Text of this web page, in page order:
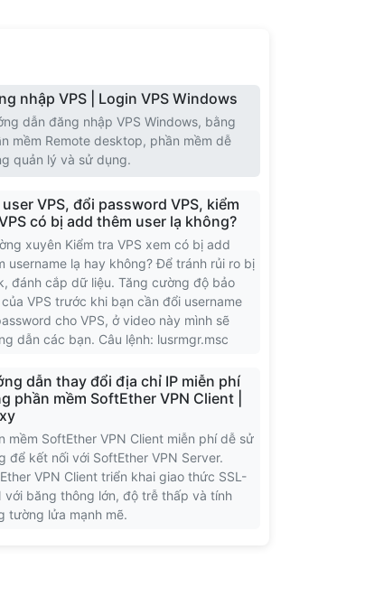
nhập VPS | Login VPS Windows
dẫn đăng nhập VPS Windows, bằng
mềm Remote desktop, phần mềm dễ
quản lý và sử dụng.
VPS, đổi password VPS, kiểm
có bị add thêm user lạ không?
xuyên Kiểm tra VPS xem có bị add
username lạ hay không? Để tránh rủi ro bị
đánh cắp dữ liệu. Tăng cường độ bảo
VPS trước khi bạn cần đổi username
cho VPS, ở video này mình sẽ
dẫn các bạn. Câu lệnh: lusrmgr.msc
dẫn thay đổi địa chỉ IP miễn phí
phần mềm SoftEther VPN Client |
mềm SoftEther VPN Client miễn phí dễ sử
để kết nối với SoftEther VPN Server.
VPN Client triển khai giao thức SSL-
với băng thông lớn, độ trễ thấp và tính
tường lửa mạnh mẽ.